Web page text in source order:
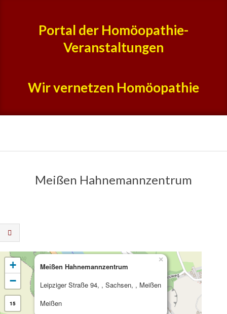
Portal der Homöopathie-
Veranstaltungen
Wir vernetzen Homöopathie
Meißen Hahnemannzentrum
Meißen Hahnemannzentrum
Leipziger Straße 94, , Sachsen, , Meißen
Meißen
×
+
−
15